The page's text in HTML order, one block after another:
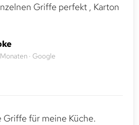
Griffe perfekt , Karton
· Google
Griffe für meine Küche.